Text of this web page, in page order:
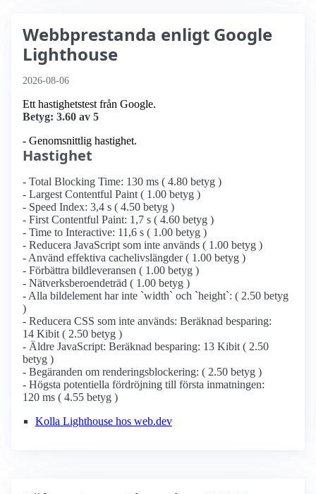
Webbprestanda enligt Google
Lighthouse
2026-08-06
Ett hastighetstest från Google.
Betyg: 3.60 av 5
- Genomsnittlig hastighet.
Hastighet
- Total Blocking Time: 130 ms ( 4.80 betyg )
- Largest Contentful Paint ( 1.00 betyg )
- Speed Index: 3,4 s ( 4.50 betyg )
- First Contentful Paint: 1,7 s ( 4.60 betyg )
- Time to Interactive: 11,6 s ( 1.00 betyg )
- Reducera JavaScript som inte används ( 1.00 betyg )
- Använd effektiva cachelivslängder ( 1.00 betyg )
- Förbättra bildleveransen ( 1.00 betyg )
- Nätverksberoendeträd ( 1.00 betyg )
- Alla bildelement har inte `width` och `height`: ( 2.50 betyg
)
- Reducera CSS som inte används: Beräknad besparing:
14 Kibit ( 2.50 betyg )
- Äldre JavaScript: Beräknad besparing: 13 Kibit ( 2.50
betyg )
- Begäranden om renderingsblockering: ( 2.50 betyg )
- Högsta potentiella fördröjning till första inmatningen:
120 ms ( 4.55 betyg )
Kolla Lighthouse hos web.dev